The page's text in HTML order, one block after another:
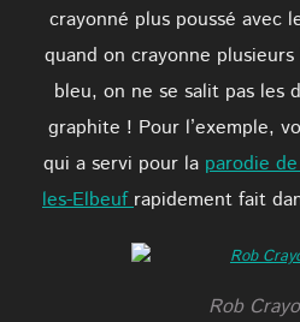
crayonné plus poussé avec
quand on crayonne
bleu, on ne se salit pas les
graphite ! Pour l’exemple,
qui a servi pour la parodie
les-Elbeuf rapidement fait
Rob